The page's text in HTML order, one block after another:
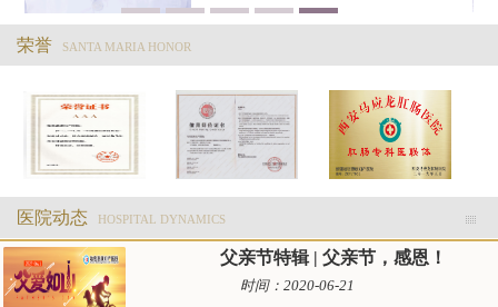
荣誉 SANTA MARIA HONOR
医院动态 HOSPITAL DYNAMICS
父亲节特辑 | 父亲节，感恩！
时间：2020-06-21